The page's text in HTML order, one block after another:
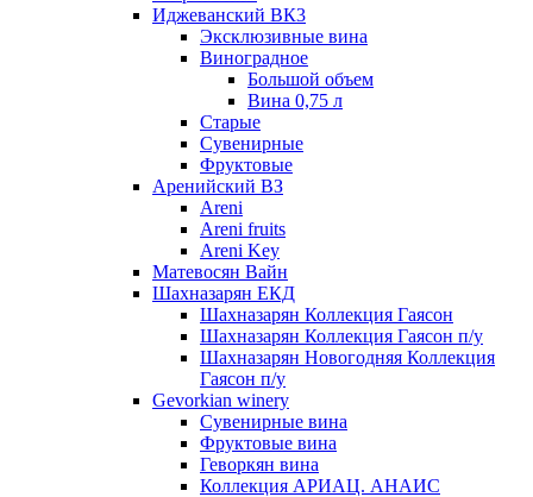
Иджеванский ВК3
Эксклюзивные вина
Виноградное
Большой объем
Вина 0,75 л
Старые
Сувенирные
Фруктовые
Аренийский ВЗ
Areni
Areni fruits
Areni Key
Матевосян Вайн
Шахназарян ЕКД
Шахназарян Коллекция Гаясон
Шахназарян Коллекция Гаясон п/у
Шахназарян Новогодняя Коллекция
Гаясон п/у
Gevorkian winery
Сувенирные вина
Фруктовые вина
Геворкян вина
Коллекция АРИАЦ. АНАИС